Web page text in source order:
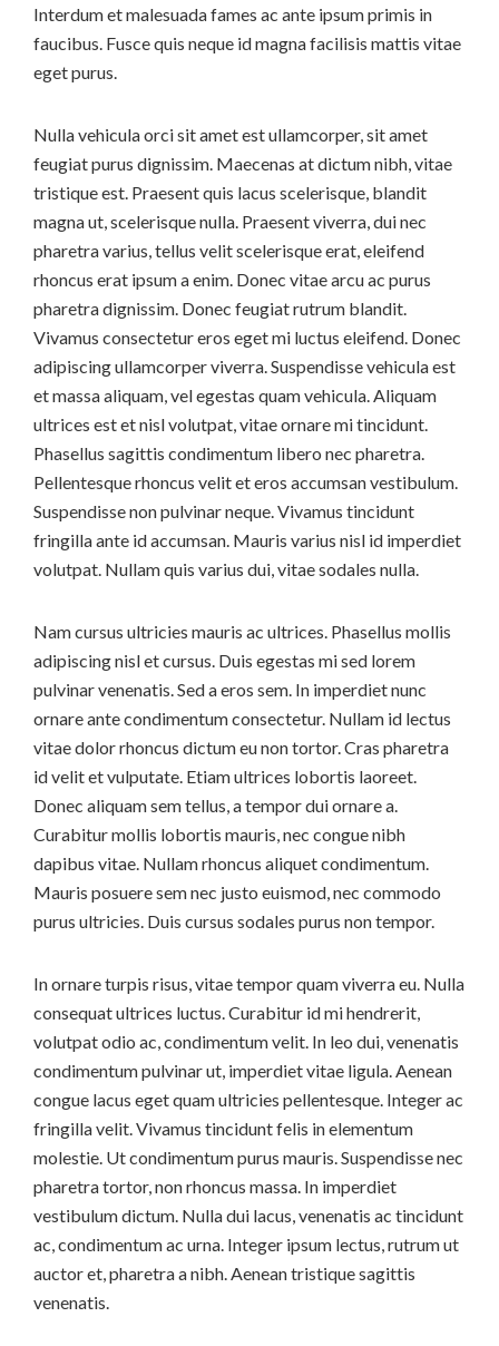
Interdum et malesuada fames ac ante ipsum primis in
faucibus. Fusce quis neque id magna facilisis mattis vitae
eget purus.
Nulla vehicula orci sit amet est ullamcorper, sit amet
feugiat purus dignissim. Maecenas at dictum nibh, vitae
tristique est. Praesent quis lacus scelerisque, blandit
magna ut, scelerisque nulla. Praesent viverra, dui nec
pharetra varius, tellus velit scelerisque erat, eleifend
rhoncus erat ipsum a enim. Donec vitae arcu ac purus
pharetra dignissim. Donec feugiat rutrum blandit.
Vivamus consectetur eros eget mi luctus eleifend. Donec
adipiscing ullamcorper viverra. Suspendisse vehicula est
et massa aliquam, vel egestas quam vehicula. Aliquam
ultrices est et nisl volutpat, vitae ornare mi tincidunt.
Phasellus sagittis condimentum libero nec pharetra.
Pellentesque rhoncus velit et eros accumsan vestibulum.
Suspendisse non pulvinar neque. Vivamus tincidunt
fringilla ante id accumsan. Mauris varius nisl id imperdiet
volutpat. Nullam quis varius dui, vitae sodales nulla.
Nam cursus ultricies mauris ac ultrices. Phasellus mollis
adipiscing nisl et cursus. Duis egestas mi sed lorem
pulvinar venenatis. Sed a eros sem. In imperdiet nunc
ornare ante condimentum consectetur. Nullam id lectus
vitae dolor rhoncus dictum eu non tortor. Cras pharetra
id velit et vulputate. Etiam ultrices lobortis laoreet.
Donec aliquam sem tellus, a tempor dui ornare a.
Curabitur mollis lobortis mauris, nec congue nibh
dapibus vitae. Nullam rhoncus aliquet condimentum.
Mauris posuere sem nec justo euismod, nec commodo
purus ultricies. Duis cursus sodales purus non tempor.
In ornare turpis risus, vitae tempor quam viverra eu. Nulla
consequat ultrices luctus. Curabitur id mi hendrerit,
volutpat odio ac, condimentum velit. In leo dui, venenatis
condimentum pulvinar ut, imperdiet vitae ligula. Aenean
congue lacus eget quam ultricies pellentesque. Integer ac
fringilla velit. Vivamus tincidunt felis in elementum
molestie. Ut condimentum purus mauris. Suspendisse nec
pharetra tortor, non rhoncus massa. In imperdiet
vestibulum dictum. Nulla dui lacus, venenatis ac tincidunt
ac, condimentum ac urna. Integer ipsum lectus, rutrum ut
auctor et, pharetra a nibh. Aenean tristique sagittis
venenatis.